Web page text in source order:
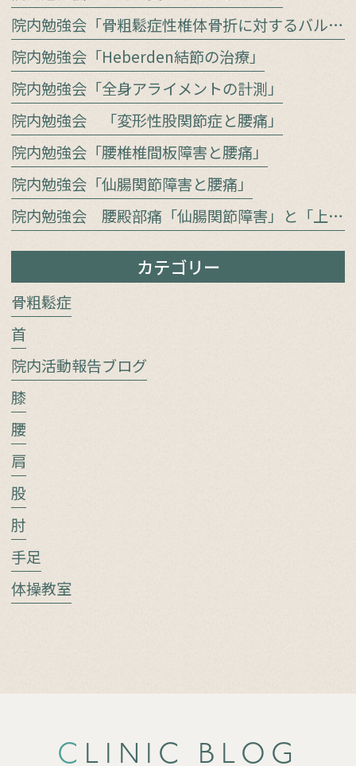
院内勉強会「骨粗鬆症性椎体骨折に対するバルーン椎体形成術」
院内勉強会「Heberden結節の治療」
院内勉強会「全身アライメントの計測」
院内勉強会 「変形性股関節症と腰痛」
院内勉強会「腰椎椎間板障害と腰痛」
院内勉強会「仙腸関節障害と腰痛」
院内勉強会 腰殿部痛「仙腸関節障害」と「上殿皮神経／中殿皮神経障害」をどう見極めるか
カテゴリー
骨粗鬆症
首
院内活動報告ブログ
膝
腰
肩
股
肘
手足
体操教室
CLINIC BLOG